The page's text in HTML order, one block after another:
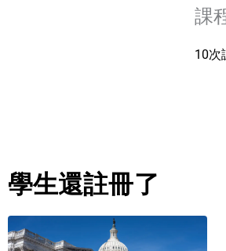
課
10次
學生還註冊了